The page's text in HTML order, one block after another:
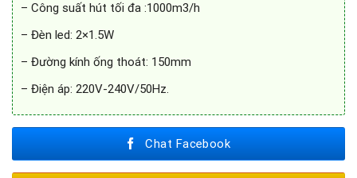
– Công suất hút tối đa :1000m3/h
– Đèn led: 2×1.5W
– Đường kính ống thoát: 150mm
– Điện áp: 220V-240V/50Hz.
Chat Facebook